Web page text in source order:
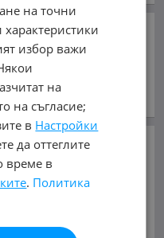
HD
ДДС
Дизелов
лв.
на точни
избор важи
на
на съгласие;
в Настройки
да оттеглите
време в
. Политика